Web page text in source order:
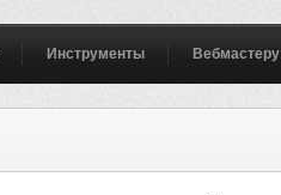
Инструменты Вебмастеру